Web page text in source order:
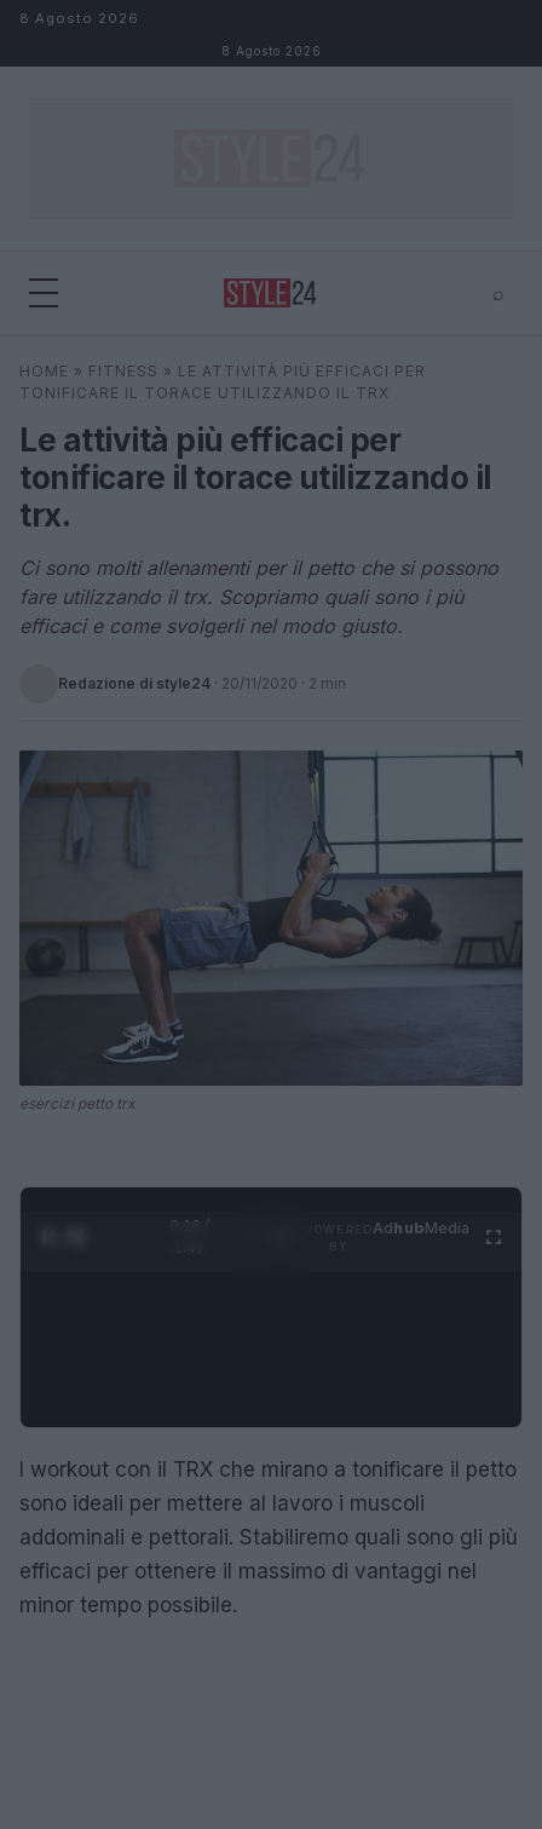
Salta al contenuto
8 Agosto 2026
8 Agosto 2026
⌕
Cerca
HOME » FITNESS » LE ATTIVITÀ PIÙ EFFICACI PER
TONIFICARE IL TORACE UTILIZZANDO IL TRX
Le attività più efficaci per
tonificare il torace utilizzando il
trx.
Ci sono molti allenamenti per il petto che si possono
fare utilizzando il trx. Scopriamo quali sono i più
efficaci e come svolgerli nel modo giusto.
Redazione di style24 · 20/11/2020 · 2 min
esercizi petto trx
0:27 /
AdhubMedia
I workout con il TRX che mirano a tonificare il petto
sono ideali per mettere al lavoro i muscoli
addominali e pettorali. Stabiliremo quali sono gli più
efficaci per ottenere il massimo di vantaggi nel
minor tempo possibile.